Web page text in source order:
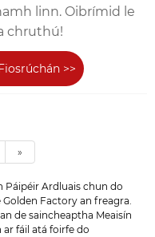
linn. Oibrímid le
chruthú!
>>
»
Páipéir Ardluais chun do
Factory an freagra.
de saincheaptha Meaisín
ar fáil atá foirfe do